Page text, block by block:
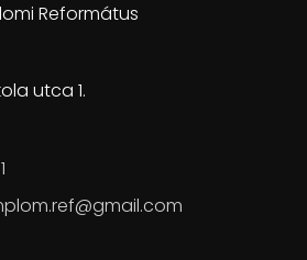
Református
utca 1.